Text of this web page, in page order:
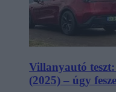
Villanyautó
(2025) – úgy